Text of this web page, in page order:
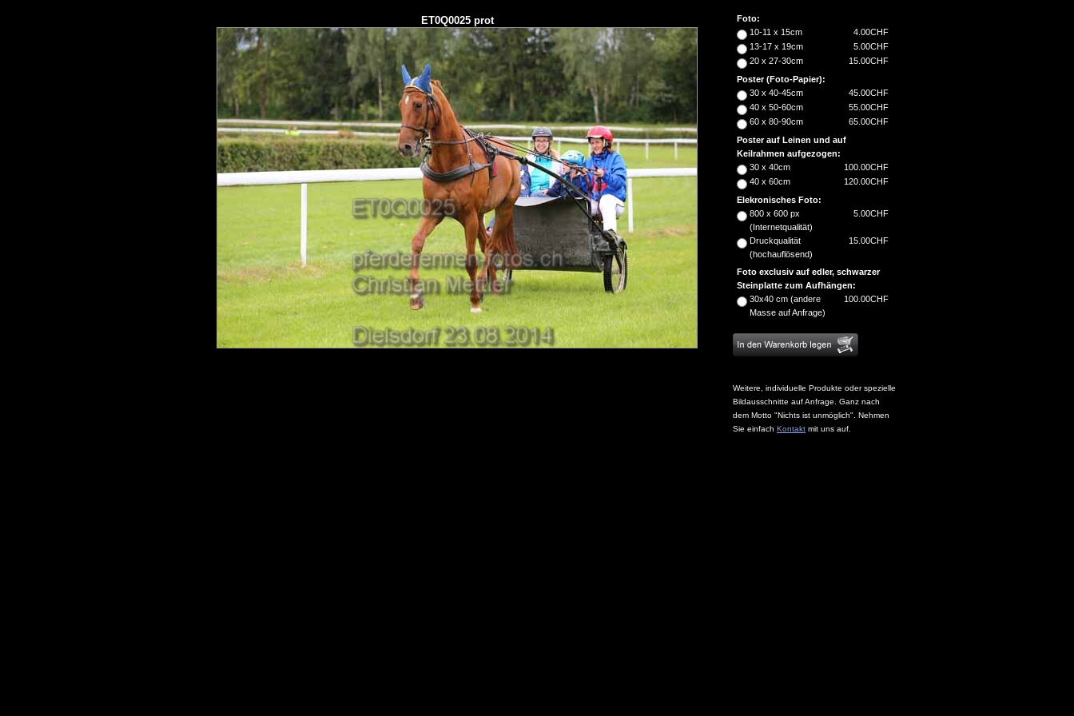
ET0Q0025 prot
Foto:
10-11 x 15cm
4.00CHF
13-17 x 19cm
5.00CHF
20 x 27-30cm
15.00CHF
Poster (Foto-Papier):
30 x 40-45cm
45.00CHF
40 x 50-60cm
55.00CHF
60 x 80-90cm
65.00CHF
Poster auf Leinen und auf
Keilrahmen aufgezogen:
30 x 40cm
100.00CHF
40 x 60cm
120.00CHF
Elekronisches Foto:
800 x 600 px
(Internetqualität)
5.00CHF
Druckqualität
(hochauflösend)
15.00CHF
Foto exclusiv auf edler, schwarzer
Steinplatte zum Aufhängen:
30x40 cm (andere
Masse auf Anfrage)
100.00CHF
Weitere, individuelle Produkte oder spezielle
Bildausschnitte auf Anfrage. Ganz nach
dem Motto "Nichts ist unmöglich". Nehmen
Sie einfach Kontakt mit uns auf.